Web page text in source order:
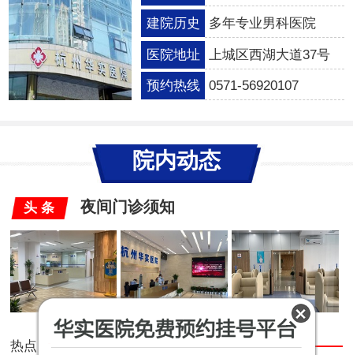
建院历史 多年专业男科医院
医院地址 上城区西湖大道37号
预约热线 0571-56920107
院内动态
头 条 夜间门诊须知
热点
推荐